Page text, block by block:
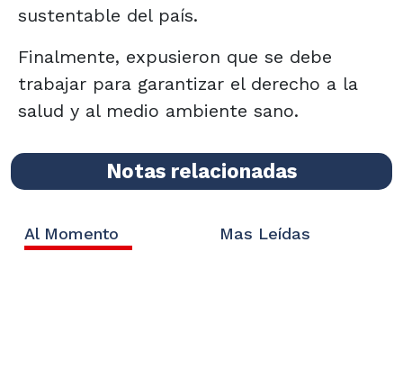
sustentable del país.
Finalmente, expusieron que se debe
trabajar para garantizar el derecho a la
salud y al medio ambiente sano.
Notas relacionadas
Al Momento Mas Leídas